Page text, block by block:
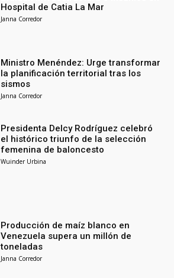
Hospital de Catia La Mar
Janna Corredor
Ministro Menéndez: Urge transformar
la planificación territorial tras los
sismos
Janna Corredor
Presidenta Delcy Rodríguez celebró
el histórico triunfo de la selección
femenina de baloncesto
Wuinder Urbina
Producción de maíz blanco en
Venezuela supera un millón de
toneladas
Janna Corredor